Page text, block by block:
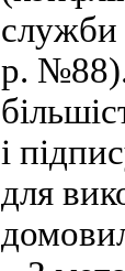
служби
р. №88).
і
для